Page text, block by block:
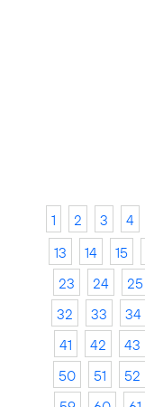
1 2 3 4
13
14 15
23
24 25
32
33 34
41
42 43
50
51 52